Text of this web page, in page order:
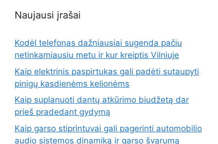
Naujausi įrašai
Kodėl telefonas dažniausiai sugenda pačiu
netinkamiausiu metu ir kur kreiptis Vilniuje
Kaip elektrinis paspirtukas gali padėti sutaupyti
pinigų kasdienėms kelionėms
Kaip suplanuoti dantų atkūrimo biudžetą dar
prieš pradedant gydymą
Kaip garso stiprintuvai gali pagerinti automobilio
audio sistemos dinamiką ir garso švarumą